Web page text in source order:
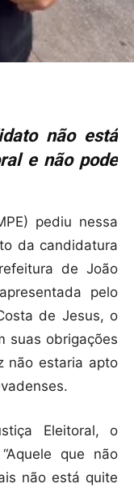
não está
e não pode
pediu nessa
da candidatura
de João
pelo
de Jesus, o
suas obrigações
não estaria apto
Eleitoral, o
que não
não está quite